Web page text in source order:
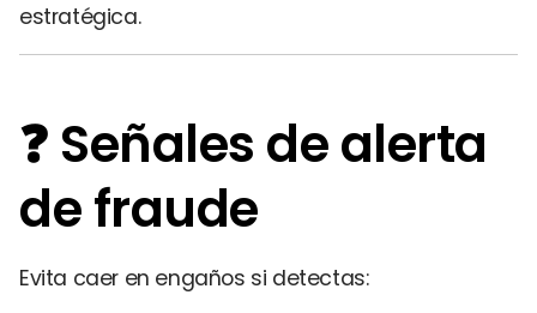
estratégica.
❓ Señales de alerta
de fraude
Evita caer en engaños si detectas: